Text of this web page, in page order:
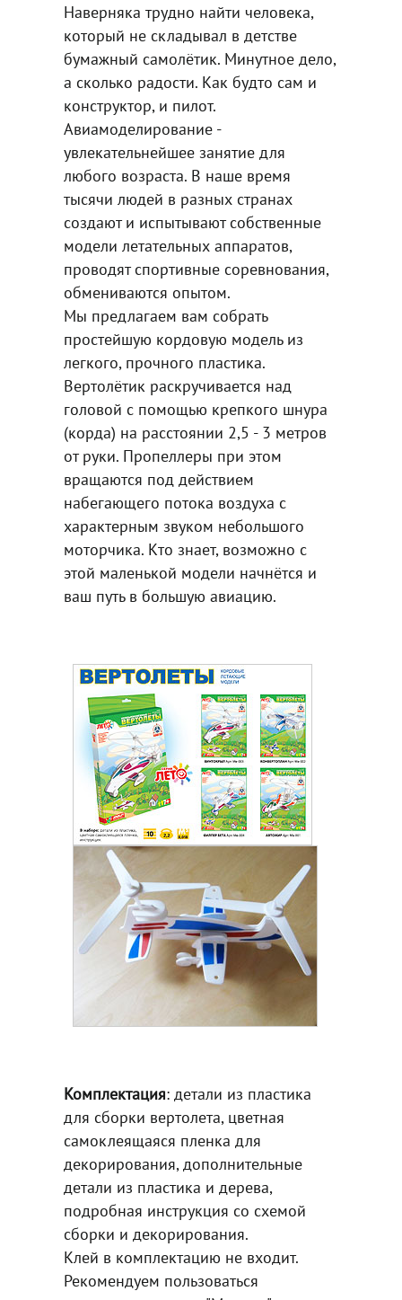
Наверняка трудно найти человека,
который не складывал в детстве
бумажный самолётик. Минутное дело,
а сколько радости. Как будто сам и
конструктор, и пилот.
Авиамоделирование -
увлекательнейшее занятие для
любого возраста. В наше время
тысячи людей в разных странах
создают и испытывают собственные
модели летательных аппаратов,
проводят спортивные соревнования,
обмениваются опытом.
Мы предлагаем вам собрать
простейшую кордовую модель из
легкого, прочного пластика.
Вертолётик раскручивается над
головой с помощью крепкого шнура
(корда) на расстоянии 2,5 - 3 метров
от руки. Пропеллеры при этом
вращаются под действием
набегающего потока воздуха с
характерным звуком небольшого
моторчика. Кто знает, возможно с
этой маленькой модели начнётся и
ваш путь в большую авиацию.
Комплектация: детали из пластика
для сборки вертолета, цветная
самоклеящаяся пленка для
декорирования, дополнительные
детали из пластика и дерева,
подробная инструкция со схемой
сборки и декорирования.
Клей в комплектацию не входит.
Рекомендуем пользоваться